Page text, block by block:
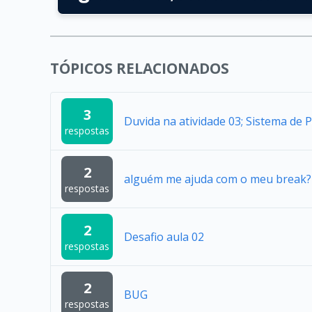
TÓPICOS RELACIONADOS
3
respostas
Duvida na atividade 03; Sistema de
2
respostas
alguém me ajuda com o meu break?
2
respostas
Desafio aula 02
2
respostas
BUG